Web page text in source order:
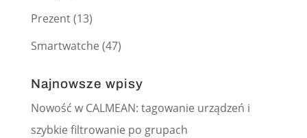
Prezent(13)
Smartwatche (47)
Najnowsze wpisy
Nowość w CALMEAN: tagowanie urządzeń i
szybkie filtrowanie po grupach